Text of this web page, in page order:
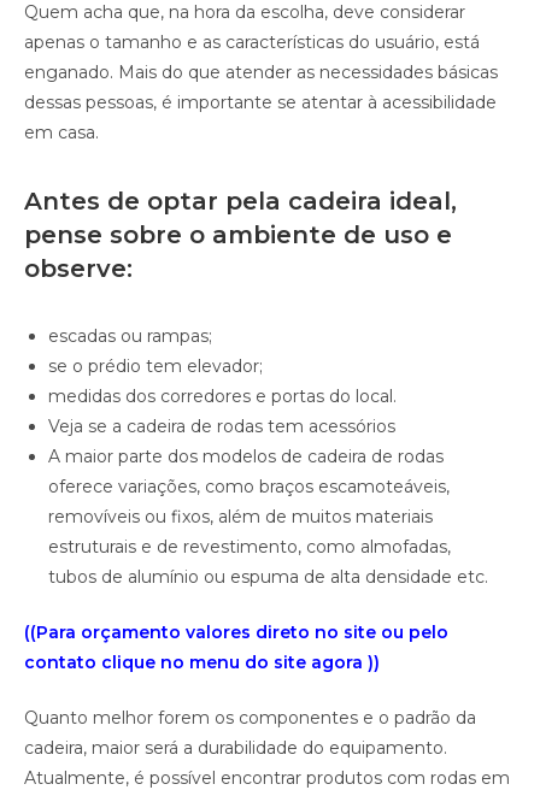
Quem acha que, na hora da escolha, deve considerar
apenas o tamanho e as características do usuário, está
enganado. Mais do que atender as necessidades básicas
dessas pessoas, é importante se atentar à acessibilidade
em casa.
Antes de optar pela cadeira ideal,
pense sobre o ambiente de uso e
observe:
escadas ou rampas;
se o prédio tem elevador;
medidas dos corredores e portas do local.
Veja se a cadeira de rodas tem acessórios
A maior parte dos modelos de cadeira de rodas
oferece variações, como braços escamoteáveis,
removíveis ou fixos, além de muitos materiais
estruturais e de revestimento, como almofadas,
tubos de alumínio ou espuma de alta densidade etc.
((Para orçamento valores direto no site ou pelo
contato clique no menu do site agora ))
Quanto melhor forem os componentes e o padrão da
cadeira, maior será a durabilidade do equipamento.
Atualmente, é possível encontrar produtos com rodas em